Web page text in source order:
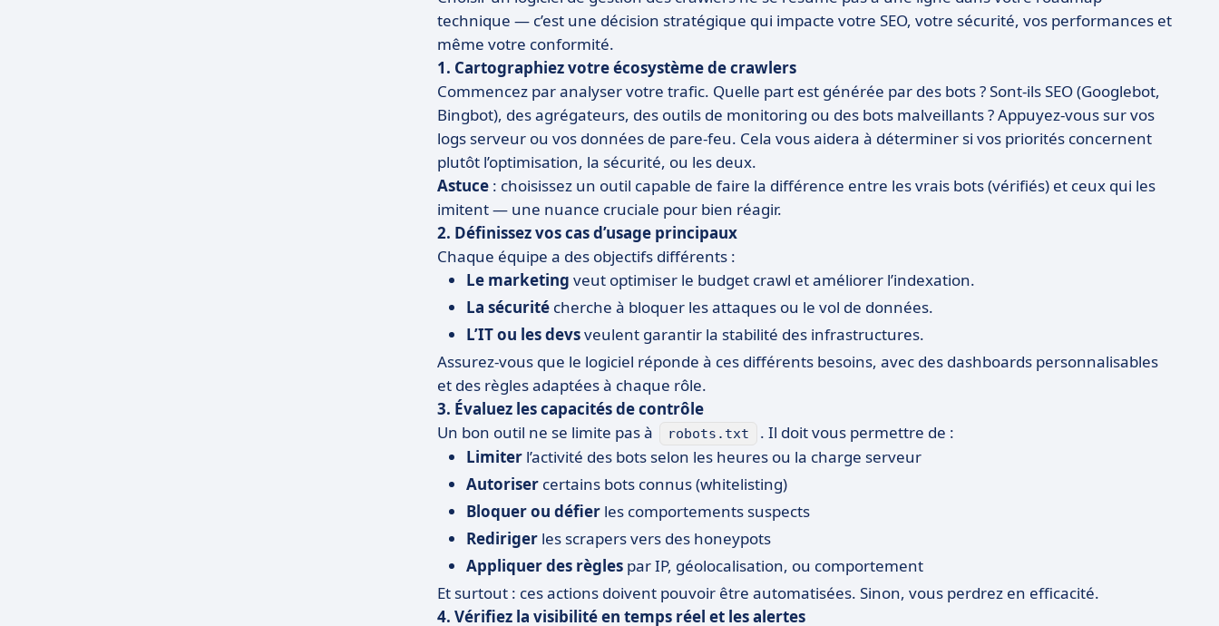
technique — c’est une décision stratégique qui impacte votre SEO, votre sécurité, vos performances et
même votre conformité.
1. Cartographiez votre écosystème de crawlers
Commencez par analyser votre trafic. Quelle part est générée par des bots ? Sont-ils SEO (Googlebot,
Bingbot), des agrégateurs, des outils de monitoring ou des bots malveillants ? Appuyez-vous sur vos
logs serveur ou vos données de pare-feu. Cela vous aidera à déterminer si vos priorités concernent
plutôt l’optimisation, la sécurité, ou les deux.
Astuce : choisissez un outil capable de faire la différence entre les vrais bots (vérifiés) et ceux qui les
imitent — une nuance cruciale pour bien réagir.
2. Définissez vos cas d’usage principaux
Chaque équipe a des objectifs différents :
Le marketing veut optimiser le budget crawl et améliorer l’indexation.
La sécurité cherche à bloquer les attaques ou le vol de données.
L’IT ou les devsveulent garantir la stabilité des infrastructures.
Assurez-vous que le logiciel réponde à ces différents besoins, avec des dashboards personnalisables
et des règles adaptées à chaque rôle.
3. Évaluez les capacités de contrôle
Un bon outil ne se limite pas à
robots.txt
. Il doit vous permettre de :
Limiter l’activité des bots selon les heures ou la charge serveur
Autoriser certains bots connus (whitelisting)
Bloquer ou défier les comportements suspects
Rediriger les scrapers vers des honeypots
Appliquer des règles par IP, géolocalisation, ou comportement
Et surtout : ces actions doivent pouvoir être automatisées. Sinon, vous perdrez en efficacité.
4. Vérifiez la visibilité en temps réel et les alertes